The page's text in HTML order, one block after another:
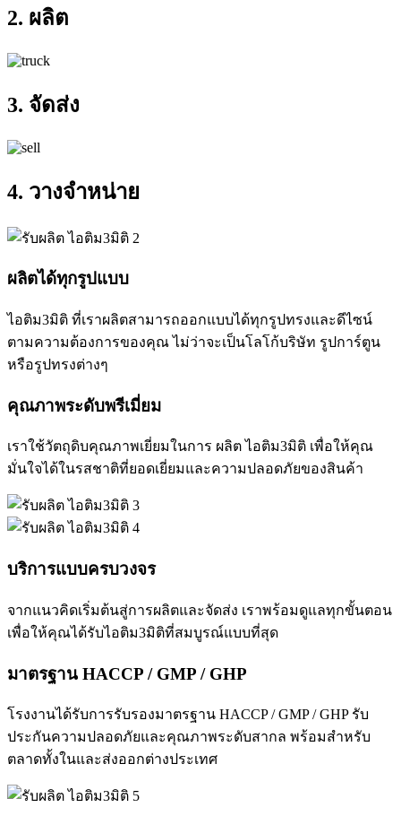
2. ผลิต
3. จัดส่ง
4. วางจำหน่าย
ผลิตได้ทุกรูปแบบ
ไอติม3มิติ ที่เราผลิตสามารถออกแบบได้ทุกรูปทรงและดีไซน์
ตามความต้องการของคุณ ไม่ว่าจะเป็นโลโก้บริษัท รูปการ์ตูน
หรือรูปทรงต่างๆ
คุณภาพระดับพรีเมี่ยม
เราใช้วัตถุดิบคุณภาพเยี่ยมในการ ผลิต ไอติม3มิติ เพื่อให้คุณ
มั่นใจได้ในรสชาติที่ยอดเยี่ยมและความปลอดภัยของสินค้า
บริการแบบครบวงจร
จากแนวคิดเริ่มต้นสู่การผลิตและจัดส่ง เราพร้อมดูแลทุกขั้นตอน
เพื่อให้คุณได้รับไอติม3มิติที่สมบูรณ์แบบที่สุด
มาตรฐาน HACCP / GMP / GHP
โรงงานได้รับการรับรองมาตรฐาน HACCP / GMP / GHP รับ
ประกันความปลอดภัยและคุณภาพระดับสากล พร้อมสำหรับ
ตลาดทั้งในและส่งออกต่างประเทศ